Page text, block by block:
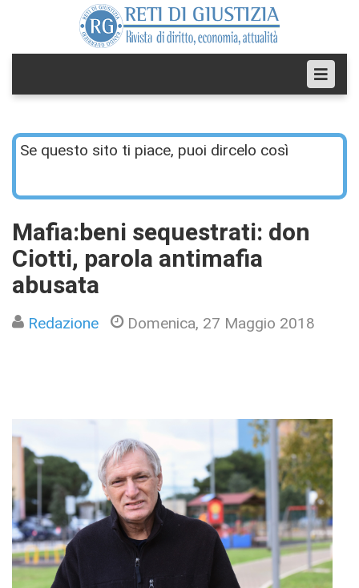
Se questo sito ti piace, puoi dircelo così
Mafia:beni sequestrati: don
Ciotti, parola antimafia
abusata
Redazione Domenica, 27 Maggio 2018